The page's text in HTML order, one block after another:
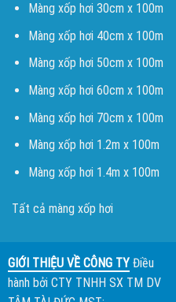
Màng xốp hơi 30cm x 100m
Màng xốp hơi 40cm x 100m
Màng xốp hơi 50cm x 100m
Màng xốp hơi 60cm x 100m
Màng xốp hơi 70cm x 100m
Màng xốp hơi 1.2m x 100m
Màng xốp hơi 1.4m x 100m
Tất cả màng xốp hơi
GIỚI THIỆU VỀ CÔNG TYĐiều
hành bởi CTY TNHH SX TM DV